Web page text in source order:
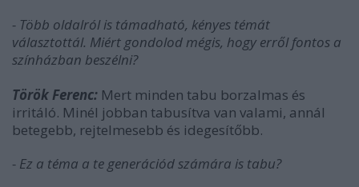
- Több oldalról is támadható, kényes témát
választottál. Miért gondolod mégis, hogy erről fontos a
színházban beszélni?
Török Ferenc: Mert minden tabu borzalmas és
irritáló. Minél jobban tabusítva van valami, annál
betegebb, rejtelmesebb és idegesítőbb.
- Ez a téma a te generációd számára is tabu?